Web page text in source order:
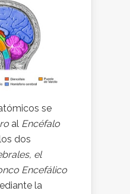
se
al Encéfalo
dos
el
Encefálico
la